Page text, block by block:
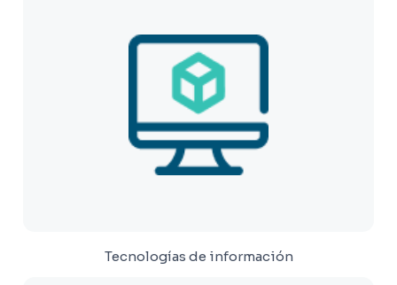
Tecnologías de información